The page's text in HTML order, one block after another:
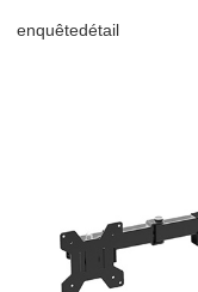
enquêtedétail